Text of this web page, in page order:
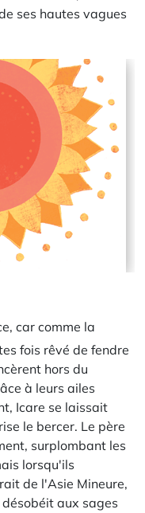
ses hautes vagues
car comme la
fois rêvé de fendre
hors du
à leurs ailes
Icare se laissait
le bercer. Le père
surplombant les
lorsqu'ils
de l'Asie Mineure,
aux sages